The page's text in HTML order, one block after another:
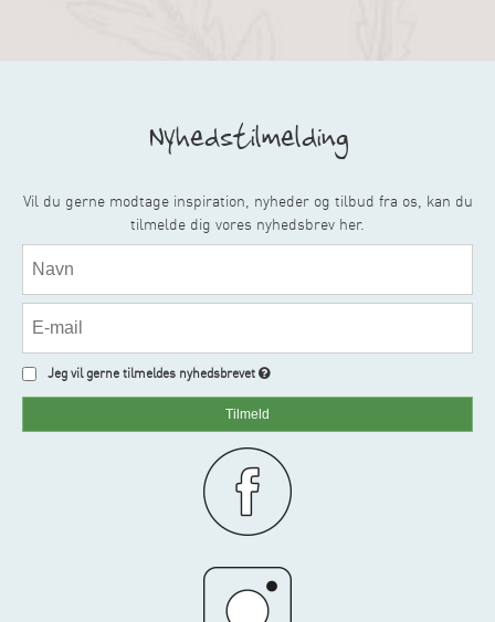
Nyhedstilmelding
Vil du gerne modtage inspiration, nyheder og tilbud fra os, kan du
tilmelde dig vores nyhedsbrev her.
Jeg vil gerne tilmeldes nyhedsbrevet
Tilmeld